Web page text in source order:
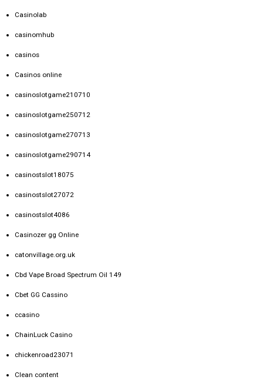
Casinolab
casinomhub
casinos
Casinos online
casinoslotgame210710
casinoslotgame250712
casinoslotgame270713
casinoslotgame290714
casinostslot18075
casinostslot27072
casinostslot4086
Casinozer gg Online
catonvillage.org.uk
Cbd Vape Broad Spectrum Oil 149
Cbet GG Cassino
ccasino
ChainLuck Casino
chickenroad23071
Clean content